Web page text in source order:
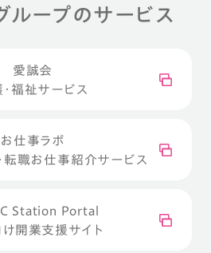
ループのサービス
愛誠会
福祉サービス
お仕事ラボ
転職お仕事紹介サービス
Station Portal
開業支援サイト